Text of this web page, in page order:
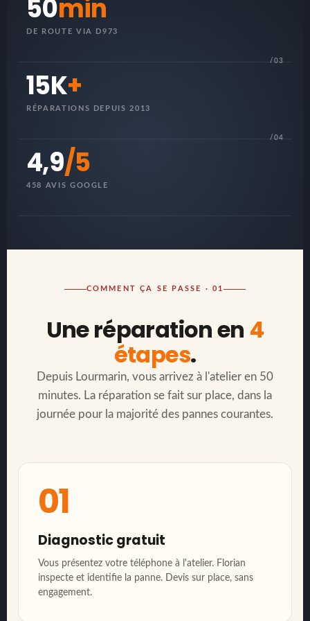
50min
DE ROUTE VIA D973
/03
15K+
RÉPARATIONS DEPUIS 2013
/04
4,9/5
458 AVIS GOOGLE
COMMENT ÇA SE PASSE · 01
Une réparation en 4
étapes.
Depuis Lourmarin, vous arrivez à l'atelier en 50
minutes. La réparation se fait sur place, dans la
journée pour la majorité des pannes courantes.
01
Diagnostic gratuit
Vous présentez votre téléphone à l'atelier. Florian
inspecte et identifie la panne. Devis sur place, sans
engagement.